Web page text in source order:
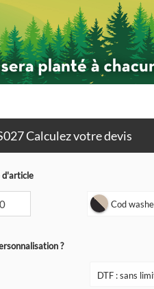
Calculez votre devis
Cod
?